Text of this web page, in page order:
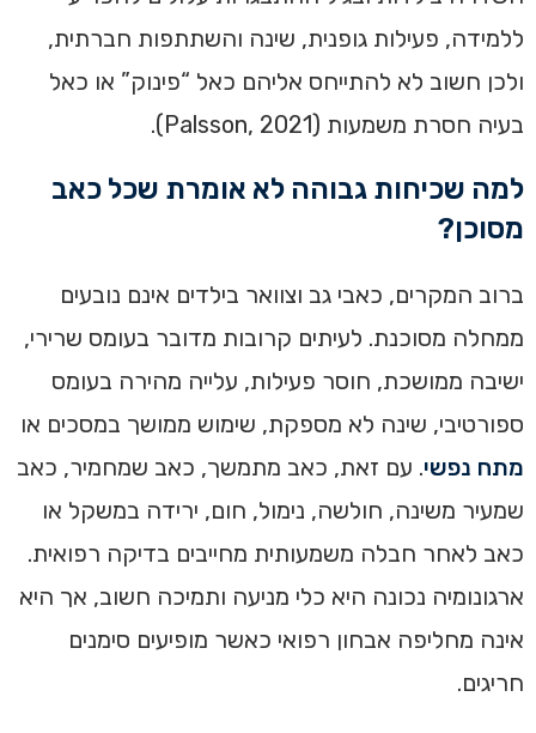
ללמידה, פעילות גופנית, שינה והשתתפות חברתית,
ולכן חשוב לא להתייחס אליהם כאל “פינוק” או כאל
בעיה חסרת משמעות (Palsson, 2021).
למה שכיחות גבוהה לא אומרת שכל כאב
מסוכן?
ברוב המקרים, כאבי גב וצוואר בילדים אינם נובעים
ממחלה מסוכנת. לעיתים קרובות מדובר בעומס שרירי,
ישיבה ממושכת, חוסר פעילות, עלייה מהירה בעומס
ספורטיבי, שינה לא מספקת, שימוש ממושך במסכים או
מתח נפשי. עם זאת, כאב מתמשך, כאב שמחמיר, כאב
שמעיר משינה, חולשה, נימול, חום, ירידה במשקל או
כאב לאחר חבלה משמעותית מחייבים בדיקה רפואית.
ארגונומיה נכונה היא כלי מניעה ותמיכה חשוב, אך היא
אינה מחליפה אבחון רפואי כאשר מופיעים סימנים
חריגים.